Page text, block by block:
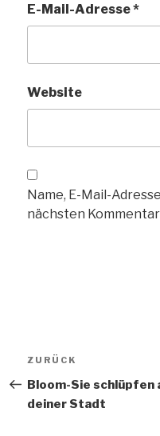
E-Mail-Adresse*
Website
Name, E-Mail-
nächsten
Vorheriger
Beitrag
ZURÜCK
Bloom-Sie schlüpfen
deiner Stadt